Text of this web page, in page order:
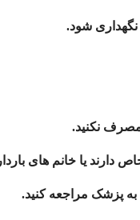
شود.
نکنید.
دارند یا خانم های
پزشک مراجعه کنید.